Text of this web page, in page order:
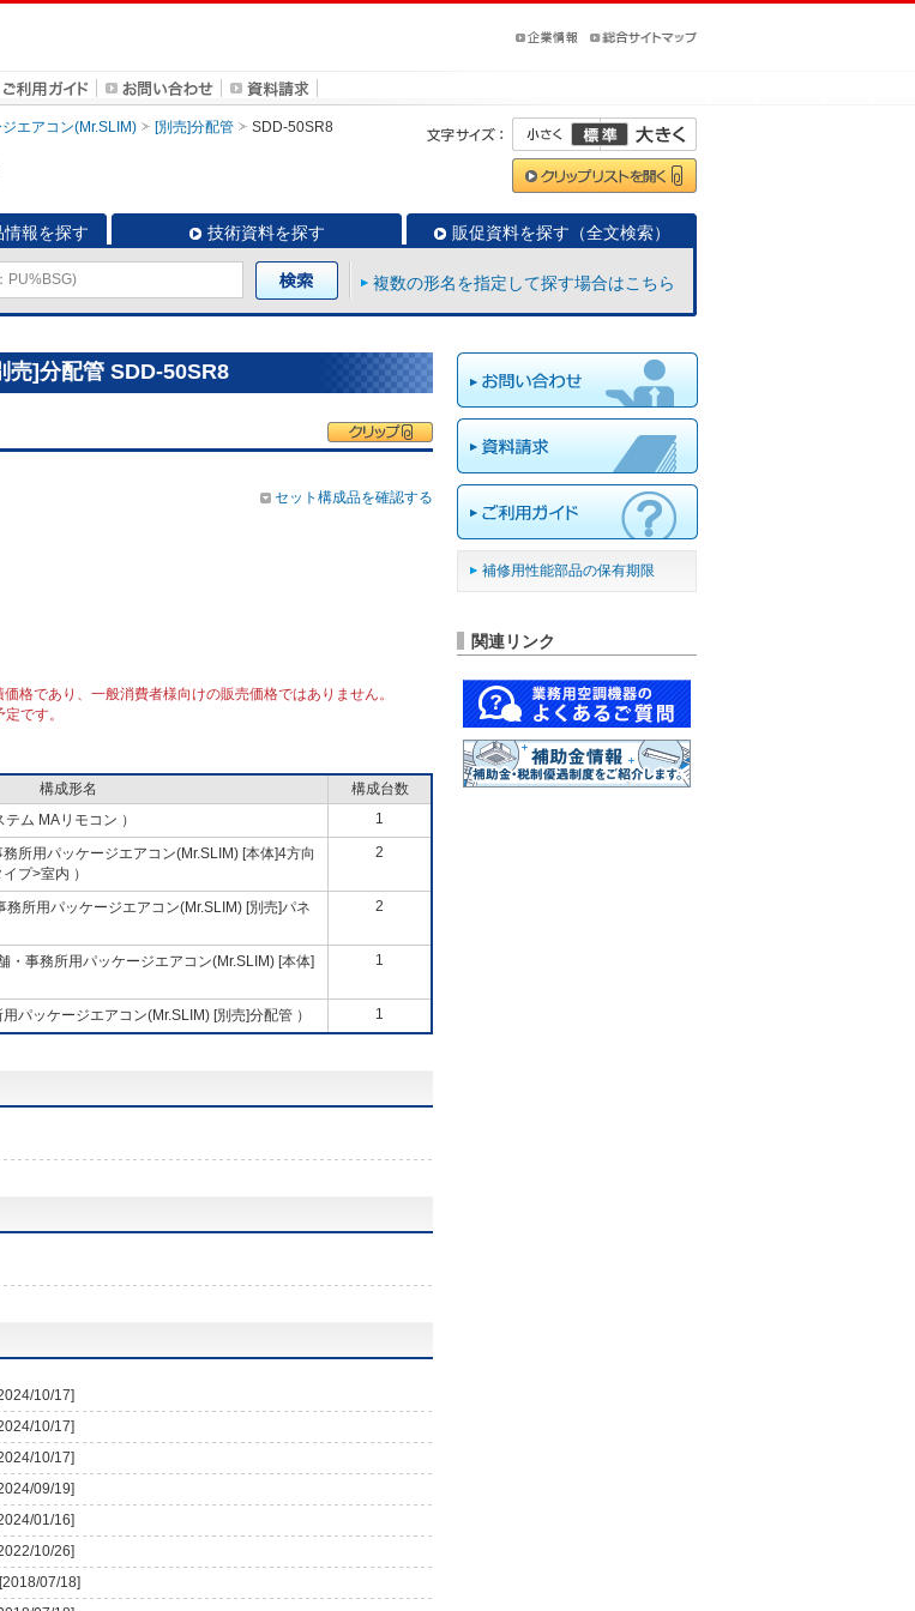
エアコン(Mr.SLIM) [別売]分配管 SDD-50SR8
報を探す 技術資料を探す 販促資料を探す（全文検索）
複数の形名を指定して探す場合はこちら
売]分配管 SDD-50SR8
セット構成品を確認する
格であり、一般消費者様向けの販売価格ではありません。
です。
構成形名
構成台数
テム MAリモコン ） 1
務所用パッケージエアコン(Mr.SLIM) [本体]4方向
プ>室内 ）
2
務所用パッケージエアコン(Mr.SLIM) [別売]パネ
2
・事務所用パッケージエアコン(Mr.SLIM) [本体]
1
パッケージエアコン(Mr.SLIM) [別売]分配管 ） 1
10/17]
10/17]
10/17]
09/19]
01/16]
10/26]
[2018/07/18]
補修用性能部品の保有期限
関連リンク